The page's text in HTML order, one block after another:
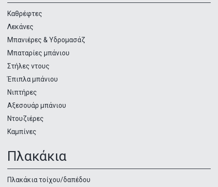
προϊόντων
Καθρέφτες
Λεκάνες
Μπανιέρες & Υδρομασάζ
Μπαταρίες μπάνιου
Στήλες ντους
Έπιπλα μπάνιου
Νιπτήρες
Αξεσουάρ μπάνιου
Ντουζιέρες
Καμπίνες
Πλακάκια
Πλακάκια τοίχου/δαπέδου